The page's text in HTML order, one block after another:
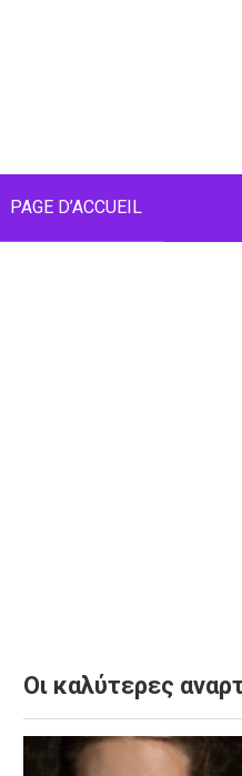
PAGE D’ACCUEIL
Οι καλύτερες